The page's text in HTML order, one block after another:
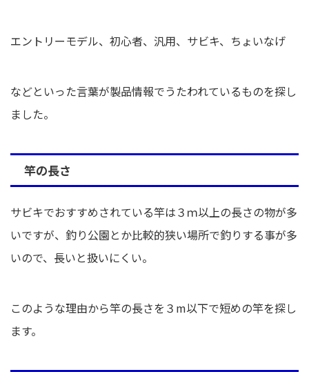
エントリーモデル、初心者、汎用、サビキ、ちょいなげ
などといった言葉が製品情報でうたわれているものを探し
ました。
竿の長さ
サビキでおすすめされている竿は３ｍ以上の長さの物が多
いですが、釣り公園とか比較的狭い場所で釣りする事が多
いので、長いと扱いにくい。
このような理由から竿の長さを３m以下で短めの竿を探し
ます。